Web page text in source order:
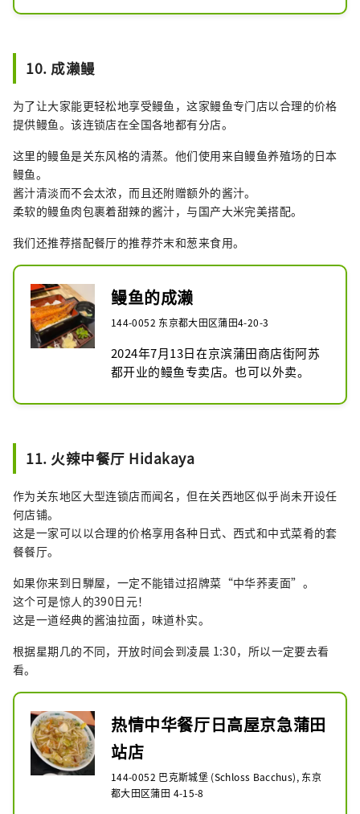
重，也推荐给女性。
10. 成濑鳗
为了让大家能更轻松地享受鳗鱼，这家鳗鱼专门店以合理的价格
提供鳗鱼。该连锁店在全国各地都有分店。
这里的鳗鱼是关东风格的清蒸。他们使用来自鳗鱼养殖场的日本
鳗鱼。
酱汁清淡而不会太浓，而且还附赠额外的酱汁。
柔软的鳗鱼肉包裹着甜辣的酱汁，与国产大米完美搭配。
我们还推荐搭配餐厅的推荐芥末和葱来食用。
鳗鱼的成濑
144-0052 东京都大田区蒲田4-20-3
2024年7月13日在京滨蒲田商店街阿苏
都开业的鳗鱼专卖店。也可以外卖。
11. 火辣中餐厅 Hidakaya
作为关东地区大型连锁店而闻名，但在关西地区似乎尚未开设任
何店铺。
这是一家可以以合理的价格享用各种日式、西式和中式菜肴的套
餐餐厅。
如果你来到日騨屋，一定不能错过招牌菜“中华荞麦面”。
这个可是惊人的390日元！
这是一道经典的酱油拉面，味道朴实。
根据星期几的不同，开放时间会到凌晨 1:30，所以一定要去看
看。
热情中华餐厅日高屋京急蒲田
站店
144-0052 巴克斯城堡 (Schloss Bacchus), 东京
都大田区蒲田 4-15-8